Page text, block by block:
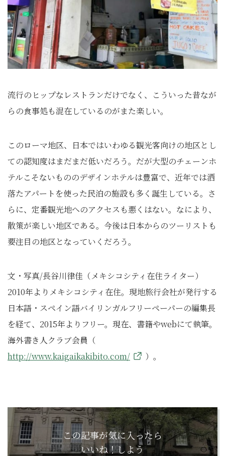
流行のヒップなレストランだけでなく、こういった昔なが
らの食事処も混在しているのがまた楽しい。
このローマ地区、日本ではいわゆる観光客向けの地区とし
ての認知度はまだまだ低いだろう。だが大型のチェーンホ
テルこそないもののデザインホテルは豊富で、近年では洒
落たアパートを使った民泊の施設も多く誕生している。さ
らに、定番観光地へのアクセスも悪くはない。なにより、
散策が楽しい地区である。今後は日本からのツーリストも
要注目の地区となっていくだろう。
文・写真/長谷川律佳（メキシコシティ在住ライター）
2010年よりメキシコシティ在住。現地旅行会社が発行する
日本語・スペイン語バイリンガルフリーペーパーの編集長
を経て、2015年よりフリー。現在、書籍やwebにて執筆。
海外書き人クラブ会員（
http://www.kaigaikakibito.com/
）。
この記事が気に入ったら
いいね！しよう